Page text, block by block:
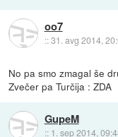
oo7
::31. avg 2014,
No pa smo zmagal še
Zvečer pa Turčija : ZDA
GupeM
:: 1. sep 2014,